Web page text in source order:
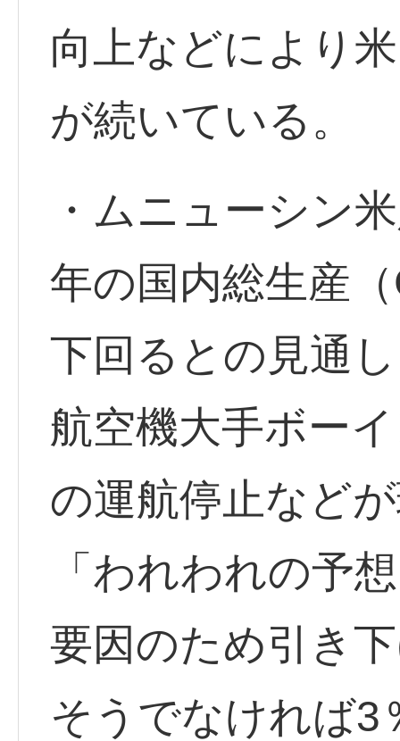
向上などにより
が続いている。
・ムニューシン
年の国内総生産
下回るとの見通
航空機大手ボー
の運航停止など
「われわれの予
要因のため引き
そうでなければ3